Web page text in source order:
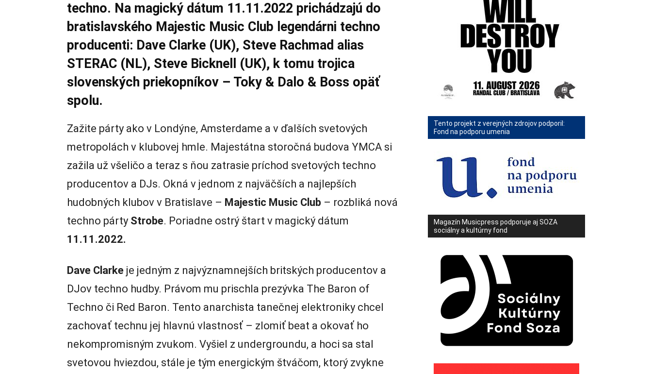
techno. Na magický dátum 11.11.2022 prichádzajú do
bratislavského Majestic Music Club legendárni techno
producenti: Dave Clarke (UK), Steve Rachmad alias
STERAC (NL), Steve Bicknell (UK), k tomu trojica
slovenských priekopníkov – Toky & Dalo & Boss opäť
spolu.
Zažite párty ako v Londýne, Amsterdame a v ďalších svetových
metropolách v klubovej hmle. Majestátna storočná budova YMCA si
zažila už všeličo a teraz s ňou zatrasie príchod svetových techno
producentov a DJs. Okná v jednom z najväčších a najlepších
hudobných klubov v Bratislave – Majestic Music Club – rozbliká nová
techno párty Strobe. Poriadne ostrý štart v magický dátum
11.11.2022.
Dave Clarke je jedným z najvýznamnejších britských producentov a
DJov techno hudby. Právom mu prischla prezývka The Baron of
Techno či Red Baron. Tento anarchista tanečnej elektroniky chcel
zachovať technu jej hlavnú vlastnosť – zlomiť beat a okovať ho
nekompromisným zvukom. Vyšiel z undergroundu, a hoci sa stal
svetovou hviezdou, stále je tým energickým štváčom, ktorý zvykne
Tento projekt z verejných zdrojov podporil:
Fond na podporu umenia
Magazín Musicpress podporuje aj SOZA
sociálny a kultúrny fond